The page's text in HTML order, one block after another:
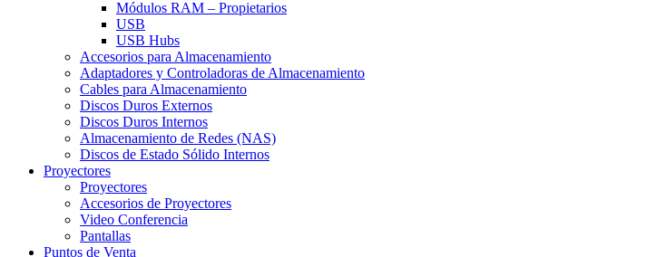
Módulos RAM – Propietarios
USB
USB Hubs
Accesorios para Almacenamiento
Adaptadores y Controladoras de Almacenamiento
Cables para Almacenamiento
Discos Duros Externos
Discos Duros Internos
Almacenamiento de Redes (NAS)
Discos de Estado Sólido Internos
Proyectores
Proyectores
Accesorios de Proyectores
Video Conferencia
Pantallas
Puntos de Venta